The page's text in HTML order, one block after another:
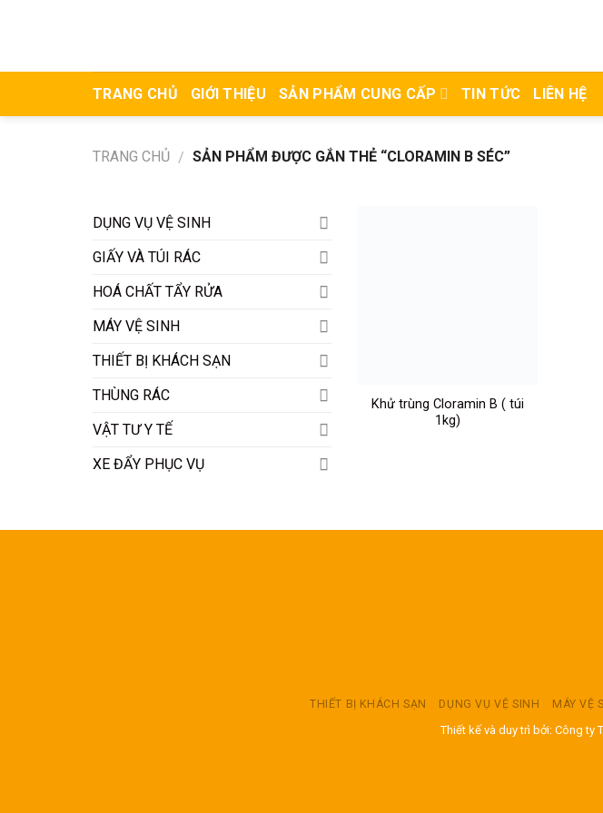
TRANG CHỦ GIỚI THIỆU SẢN PHẨM CUNG CẤP TIN TỨC LIÊN HỆ
TRANG CHỦ / SẢN PHẨM ĐƯỢC GẮN THẺ “CLORAMIN B SÉC”
DỤNG VỤ VỆ SINH
GIẤY VÀ TÚI RÁC
HOÁ CHẤT TẨY RỬA
MÁY VỆ SINH
THIẾT BỊ KHÁCH SẠN
THÙNG RÁC
VẬT TƯ Y TẾ
XE ĐẨY PHỤC VỤ
Khử trùng Cloramin B ( túi
1kg)
THIẾT BỊ KHÁCH SẠN DỤNG VỤ VỆ SINH MÁY VỆ
Thiết kế và duy trì bởi: Công ty